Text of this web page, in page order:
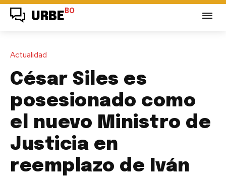
URBE BO
Actualidad
César Siles es
posesionado como
el nuevo Ministro de
Justicia en
reemplazo de Iván